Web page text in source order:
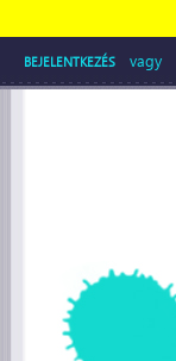
BEJELENTKEZÉS vagy